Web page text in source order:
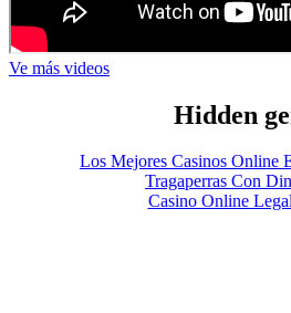
Ve más videos
Hidden
Los Mejores Casinos Online
Tragaperras Con
Casino Online